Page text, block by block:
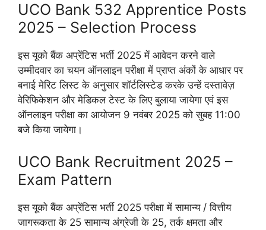
UCO Bank 532 Apprentice Posts
2025 – Selection Process
इस यूको बैंक अप्रेंटिस भर्ती 2025 में आवेदन करने वाले
उम्मीदवार का चयन ऑनलाइन परीक्षा में प्राप्त अंकों के आधार पर
बनाई मेरिट लिस्ट के अनुसार शॉर्टलिस्टेड करके उन्हें दस्तावेज़
वेरिफिकेशन और मेडिकल टेस्ट के लिए बुलाया जायेगा एवं इस
ऑनलाइन परीक्षा का आयोजन 9 नवंबर 2025 को सुबह 11:00
बजे किया जायेगा।
UCO Bank Recruitment 2025 –
Exam Pattern
इस यूको बैंक अप्रेंटिस भर्ती 2025 परीक्षा में सामान्य / वित्तीय
जागरूकता के 25 सामान्य अंग्रेजी के 25, तर्क क्षमता और